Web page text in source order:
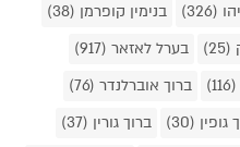
(326)
בנימין קופרמן (38)
בערל לאזאר (917)
ברוך אוברלנדר (76)
גופין (30)
ברוך גורין (37)